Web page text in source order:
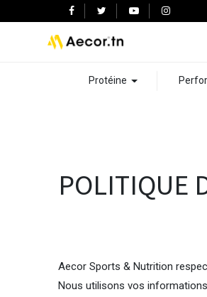
Protéine
POLITIQUE
Aecor Sports & Nutrition
Nous utilisons vos